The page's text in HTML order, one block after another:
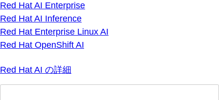
Red Hat AI Enterprise
Red Hat AI Inference
Red Hat Enterprise Linux AI
Red Hat OpenShift AI
Red Hat AI の詳細